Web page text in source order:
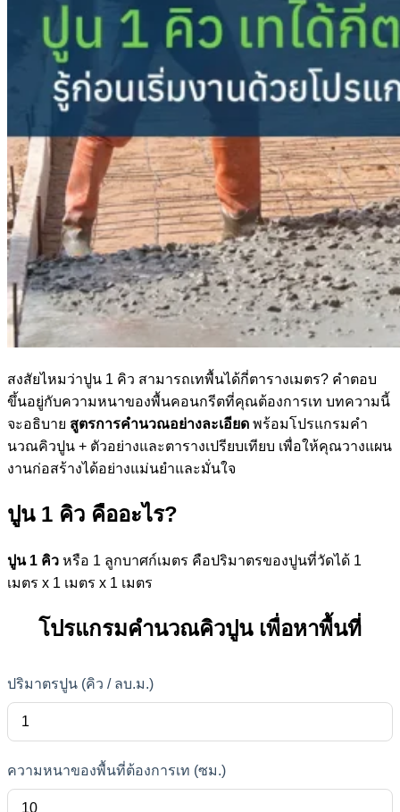
สงสัยไหมว่าปูน 1 คิว สามารถเทพื้นได้กี่ตารางเมตร? คำตอบ
ขึ้นอยู่กับความหนาของพื้นคอนกรีตที่คุณต้องการเท บทความนี้
จะอธิบาย สูตรการคำนวณอย่างละเอียด พร้อมโปรแกรมคํา
นวณคิวปูน + ตัวอย่างและตารางเปรียบเทียบ เพื่อให้คุณวางแผน
งานก่อสร้างได้อย่างแม่นยำและมั่นใจ
ปูน 1 คิว คืออะไร?
ปูน 1 คิว หรือ 1 ลูกบาศก์เมตร คือปริมาตรของปูนที่วัดได้ 1
เมตร x 1 เมตร x 1 เมตร
โปรแกรมคํานวณคิวปูน เพื่อหาพื้นที่
ปริมาตรปูน (คิว / ลบ.ม.)
ความหนาของพื้นที่ต้องการเท (ซม.)